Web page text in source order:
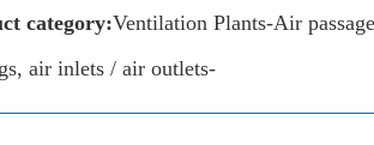
category:Ventilation Plants-Air
air inlets / air outlets-